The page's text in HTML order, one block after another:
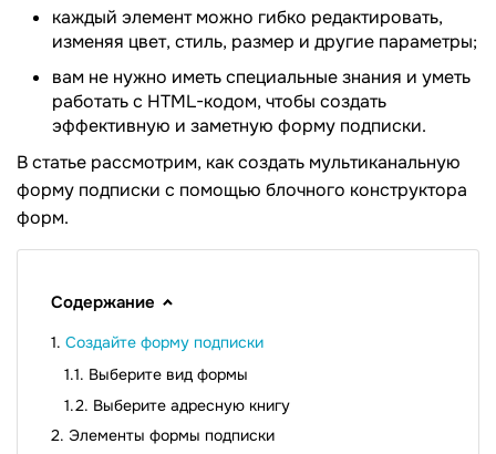
каждый элемент можно гибко редактировать,
изменяя цвет, стиль, размер и другие параметры;
вам не нужно иметь специальные знания и уметь
работать с HTML-кодом, чтобы создать
эффективную и заметную форму подписки.
В статье рассмотрим, как создать мультиканальную
форму подписки с помощью блочного конструктора
форм.
Содержание
Создайте форму подписки
Выберите вид формы
Выберите адресную книгу
Элементы формы подписки